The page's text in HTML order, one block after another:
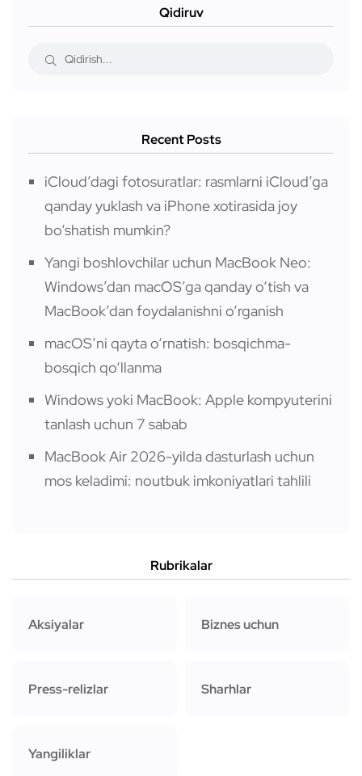
Qidiruv
Recent Posts
iCloud’dagi fotosuratlar: rasmlarni iCloud’ga
qanday yuklash va iPhone xotirasida joy
bo‘shatish mumkin?
Yangi boshlovchilar uchun MacBook Neo:
Windows’dan macOS’ga qanday o‘tish va
MacBook’dan foydalanishni o‘rganish
macOS’ni qayta o‘rnatish: bosqichma-
bosqich qo‘llanma
Windows yoki MacBook: Apple kompyuterini
tanlash uchun 7 sabab
MacBook Air 2026-yilda dasturlash uchun
mos keladimi: noutbuk imkoniyatlari tahlili
Rubrikalar
Aksiyalar Biznes uchun
Press-relizlar Sharhlar
Yangiliklar